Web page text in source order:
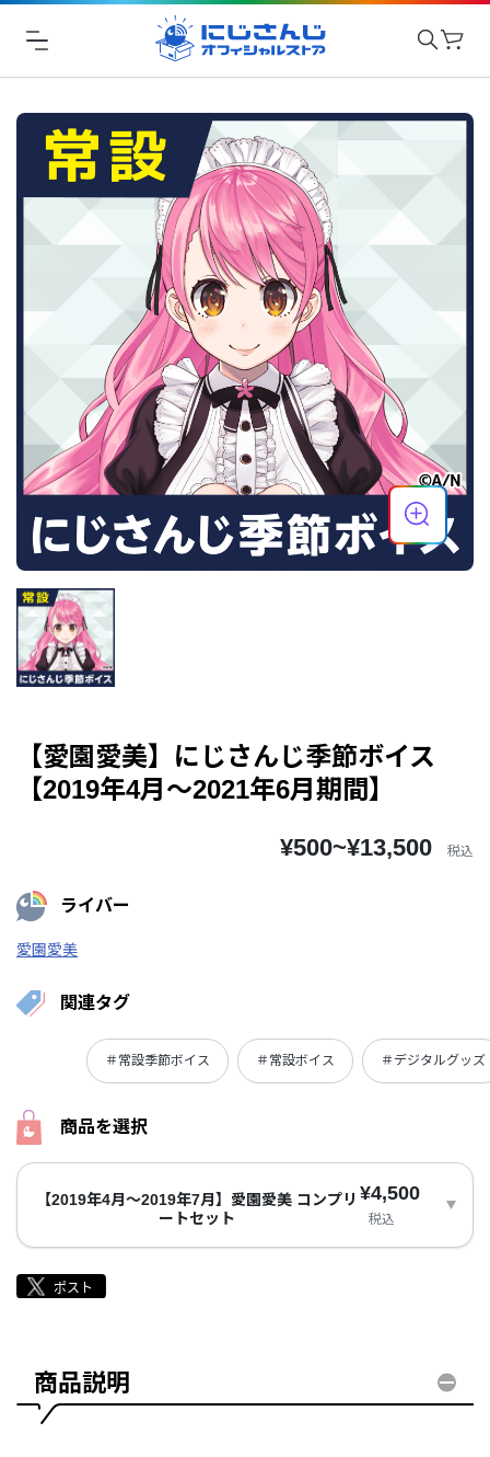
【愛園愛美】にじさんじ季節ボイス
【2019年4月～2021年6月期間】
¥500~¥13,500 税込
ライバー
愛園愛美
関連タグ
＃常設季節ボイス ＃常設ボイス ＃デジタルグッズ
商品を選択
【2019年4月～2019年7月】愛園愛美 コンプリ
ートセット
¥4,500
税込
商品説明